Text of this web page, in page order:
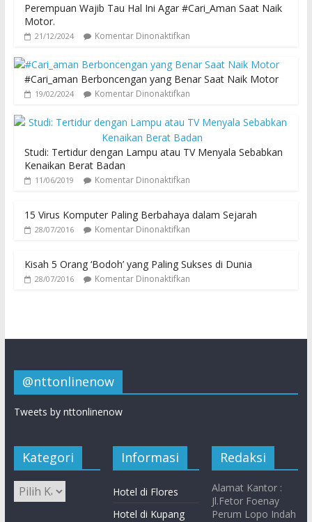
Perempuan Wajib Tau Hal Ini Agar #Cari_Aman Saat Naik
Motor.
21/12/2024 Komentar Dinonaktifkan
#Cari_aman Berboncengan yang Benar Saat Naik Motor
19/02/2024 Komentar Dinonaktifkan
Studi: Tertidur dengan Lampu atau TV Menyala Sebabkan
Kenaikan Berat Badan
11/06/2019 Komentar Dinonaktifkan
15 Virus Komputer Paling Berbahaya dalam Sejarah
28/07/2016 Komentar Dinonaktifkan
Kisah 5 Orang ‘Bodoh’ yang Paling Sukses di Dunia
28/07/2016 Komentar Dinonaktifkan
@nttonlinenow
Tweets by nttonlinenow
Kategori Informasi
Hotel di Flores
Hotel di Kupang
Redaksi
Alamat Kantor :
Jl.Fetor Foenay
Perum Lopo Indah